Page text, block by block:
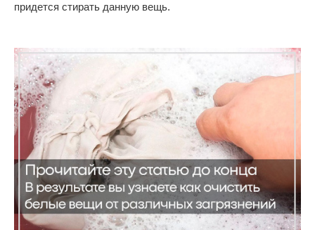
придется стирать данную вещь.